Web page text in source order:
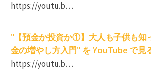
https://youtu.b…
"【預金か投資か①】大人も子供も知
金の増やし方入門" を YouTube で見
https://youtu.b…